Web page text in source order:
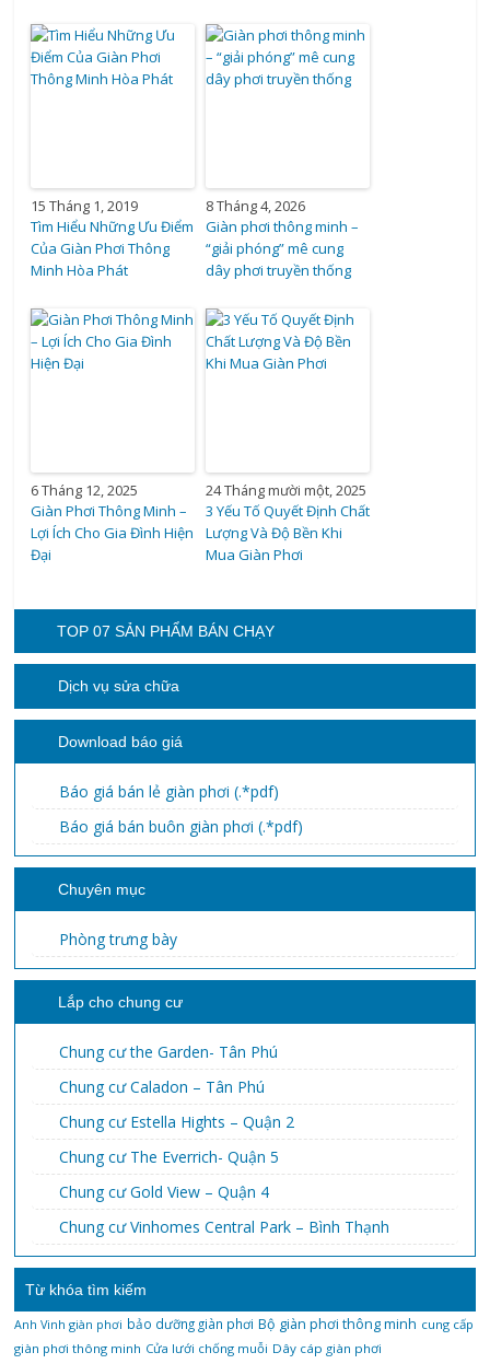
15 Tháng 1, 2019
Tìm Hiểu Những Ưu Điểm
Của Giàn Phơi Thông
Minh Hòa Phát
8 Tháng 4, 2026
Giàn phơi thông minh –
“giải phóng” mê cung
dây phơi truyền thống
6 Tháng 12, 2025
Giàn Phơi Thông Minh –
Lợi Ích Cho Gia Đình Hiện
Đại
24 Tháng mười một, 2025
3 Yếu Tố Quyết Định Chất
Lượng Và Độ Bền Khi
Mua Giàn Phơi
TOP 07 SẢN PHẨM BÁN CHẠY
Dịch vụ sửa chữa
Download báo giá
Báo giá bán lẻ giàn phơi (.*pdf)
Báo giá bán buôn giàn phơi (.*pdf)
Chuyên mục
Phòng trưng bày
Lắp cho chung cư
Chung cư the Garden- Tân Phú
Chung cư Caladon – Tân Phú
Chung cư Estella Hights – Quận 2
Chung cư The Everrich- Quận 5
Chung cư Gold View – Quận 4
Chung cư Vinhomes Central Park – Bình Thạnh
Từ khóa tìm kiếm
Anh Vinh giàn phơi bảo dưỡng giàn phơi Bộ giàn phơi thông minh cung cấp
giàn phơi thông minh Cửa lưới chống muỗi Dây cáp giàn phơi